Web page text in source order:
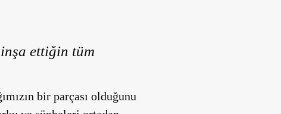
ettiğin tüm
bir parçası olduğunu